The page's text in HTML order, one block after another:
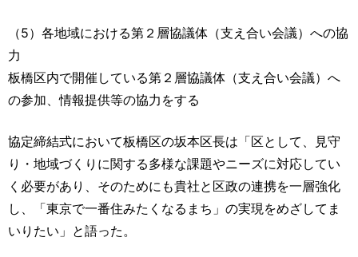
（5）各地域における第２層協議体（支え合い会議）への協
力
板橋区内で開催している第２層協議体（支え合い会議）へ
の参加、情報提供等の協力をする
協定締結式において板橋区の坂本区長は「区として、見守
り・地域づくりに関する多様な課題やニーズに対応してい
く必要があり、そのためにも貴社と区政の連携を一層強化
し、「東京で一番住みたくなるまち」の実現をめざしてま
いりたい」と語った。